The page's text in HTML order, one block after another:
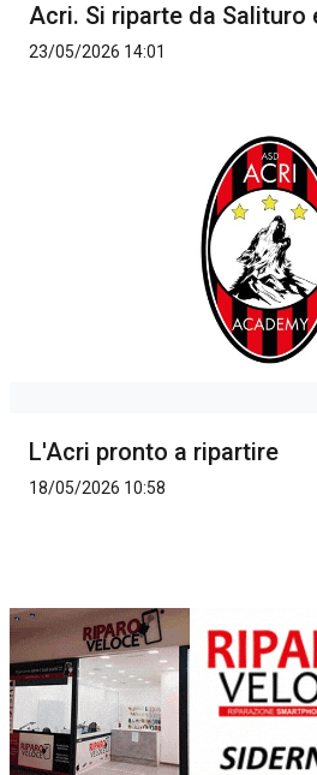
Acri. Si riparte da Salituro
23/05/2026 14:01
L'Acri pronto a ripartire
18/05/2026 10:58